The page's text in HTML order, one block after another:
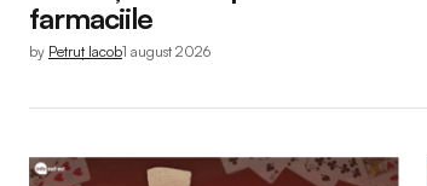
farmaciile
by Petruț Iacob1 august 2026